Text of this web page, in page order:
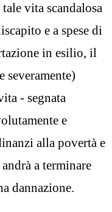
vita scandalosa
e a spese di
in esilio, il
severamente)
- segnata
e
alla povertà e
a terminare
dannazione.